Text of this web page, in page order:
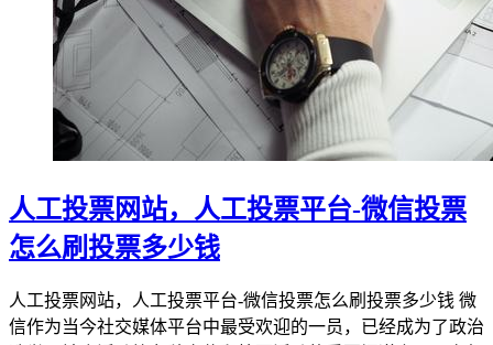
人工投票网站，人工投票平台-微信投票
怎么刷投票多少钱
人工投票网站，人工投票平台-微信投票怎么刷投票多少钱 微
信作为当今社交媒体平台中最受欢迎的一员，已经成为了政治